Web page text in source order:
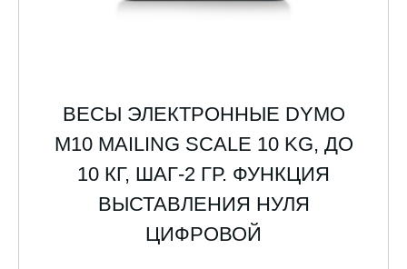
ВЕСЫ ЭЛЕКТРОННЫЕ DYMO
M10 MAILING SCALE 10 KG, ДО
10 КГ, ШАГ-2 ГР. ФУНКЦИЯ
ВЫСТАВЛЕНИЯ НУЛЯ
ЦИФРОВОЙ